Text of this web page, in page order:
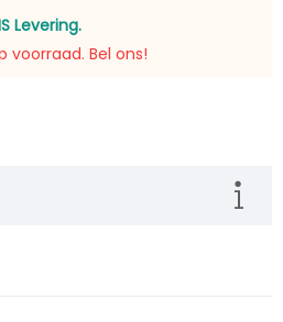
Levering.
voorraad. Bel ons!